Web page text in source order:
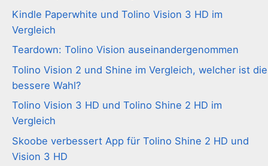
Kindle Paperwhite und Tolino Vision 3 HD im
Vergleich
Teardown: Tolino Vision auseinandergenommen
Tolino Vision 2 und Shine im Vergleich, welcher ist die
bessere Wahl?
Tolino Vision 3 HD und Tolino Shine 2 HD im
Vergleich
Skoobe verbessert App für Tolino Shine 2 HD und
Vision 3 HD